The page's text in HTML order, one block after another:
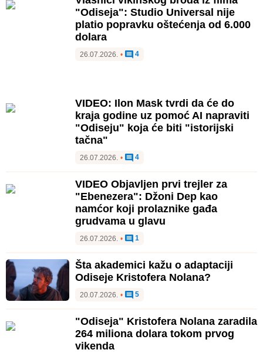
"Odiseja": Studio Universal nije
platio popravku oštećenja od 6.000
dolara
26.07.2026. • 4
VIDEO: Ilon Mask tvrdi da će do
kraja godine uz pomoć AI napraviti
"Odiseju" koja će biti "istorijski
tačna"
26.07.2026. • 4
VIDEO Objavljen prvi trejler za
"Ebenezera": Džoni Dep kao
namćor koji prolaznike gađa
grudvama u glavu
26.07.2026. • 1
Šta akademici kažu o adaptaciji
Odiseje Kristofera Nolana?
20.07.2026. • 5
"Odiseja" Kristofera Nolana zaradila
264 miliona dolara tokom prvog
vikenda